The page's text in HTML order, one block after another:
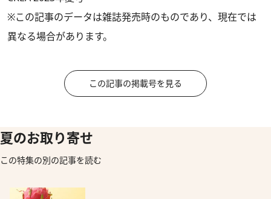
※この記事のデータは雑誌発売時のものであり、現在では
異なる場合があります。
この記事の掲載号を見る
夏のお取り寄せ
この特集の別の記事を読む